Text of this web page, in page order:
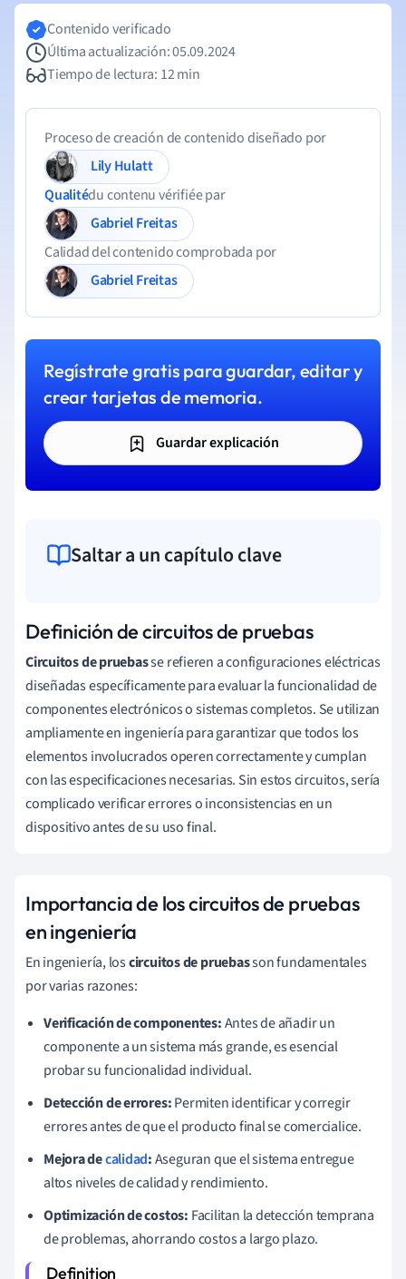
Contenido verificado
Última actualización: 05.09.2024
Tiempo de lectura: 12 min
Proceso de creación de contenido diseñado por
Lily Hulatt
Qualitédu contenu vérifiée par
Gabriel Freitas
Calidad del contenido comprobada por
Gabriel Freitas
Regístrate gratis para guardar, editar y
crear tarjetas de memoria.
Guardar explicación
Saltar a un capítulo clave
Definición de circuitos de pruebas
Circuitos de pruebasse refieren a configuraciones eléctricas
diseñadas específicamente para evaluar la funcionalidad de
componentes electrónicos o sistemas completos. Se utilizan
ampliamente en ingeniería para garantizar que todos los
elementos involucrados operen correctamente y cumplan
con las especificaciones necesarias. Sin estos circuitos, sería
complicado verificar errores o inconsistencias en un
dispositivo antes de su uso final.
Importancia de los circuitos de pruebas
en ingeniería
En ingeniería, loscircuitos de pruebasson fundamentales
por varias razones:
Verificación de componentes:Antes de añadir un
componente a un sistema más grande, es esencial
probar su funcionalidad individual.
Detección de errores:Permiten identificar y corregir
errores antes de que el producto final se comercialice.
Mejora decalidad:Aseguran que el sistema entregue
altos niveles de calidad y rendimiento.
Optimización de costos: Facilitan la detección temprana
de problemas, ahorrando costos a largo plazo.